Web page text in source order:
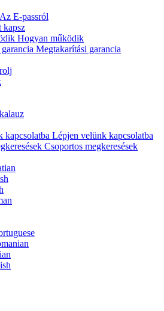
Az E-passról
kapsz
Hogyan működik
Megtakarítási garancia
kapcsolatba Lépjen velünk kapcsolatba
Csoportos megkeresések